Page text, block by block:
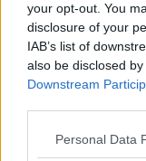
your opt-out. You
disclosure of your
IAB’s list of
also be disclosed
Downstream
Please note that
Personal Data
5